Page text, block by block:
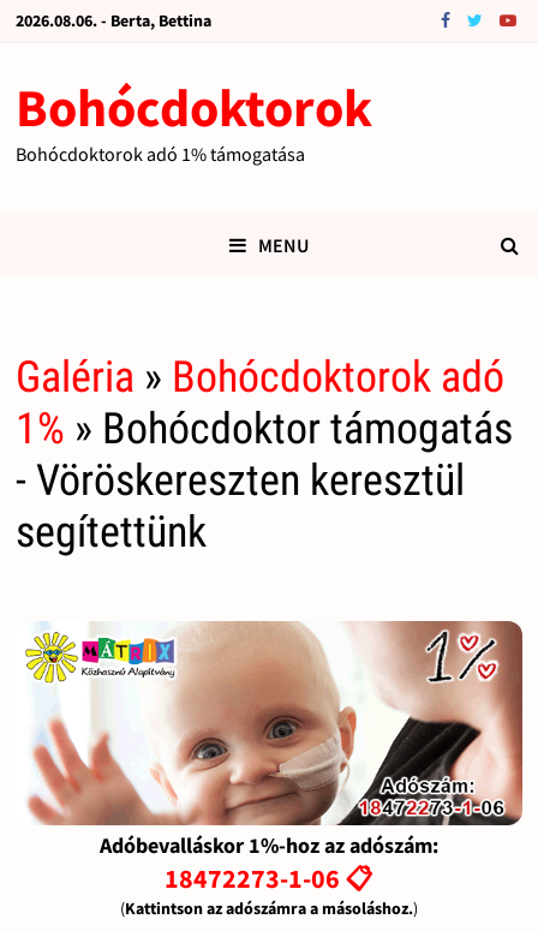
2026.08.06. - Berta, Bettina
Bohócdoktorok
Bohócdoktorok adó 1% támogatása
MENU
Galéria » Bohócdoktorok adó
1% » Bohócdoktor támogatás
- Vöröskereszten keresztül
segítettünk
Adóbevalláskor 1%-hoz az adószám:
18472273-1-06 📋
(Kattintson az adószámra a másoláshoz.)